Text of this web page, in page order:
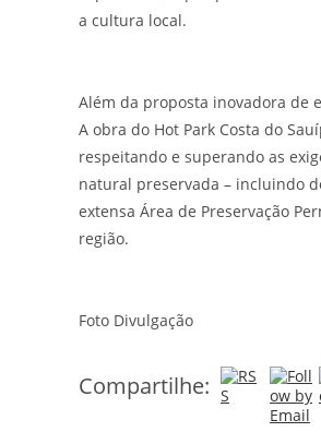
a cultura local.
Além da proposta inovadora de
A obra do Hot Park Costa do
respeitando e superando as
natural preservada – incluindo
extensa Área de Preservação
região.
Foto Divulgação
Compartilhe: